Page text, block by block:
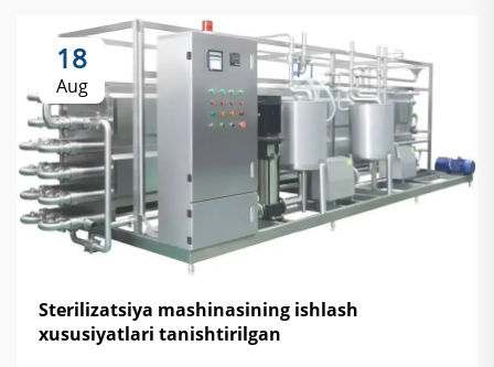
18
Aug
Sterilizatsiya mashinasining ishlash
xususiyatlari tanishtirilgan